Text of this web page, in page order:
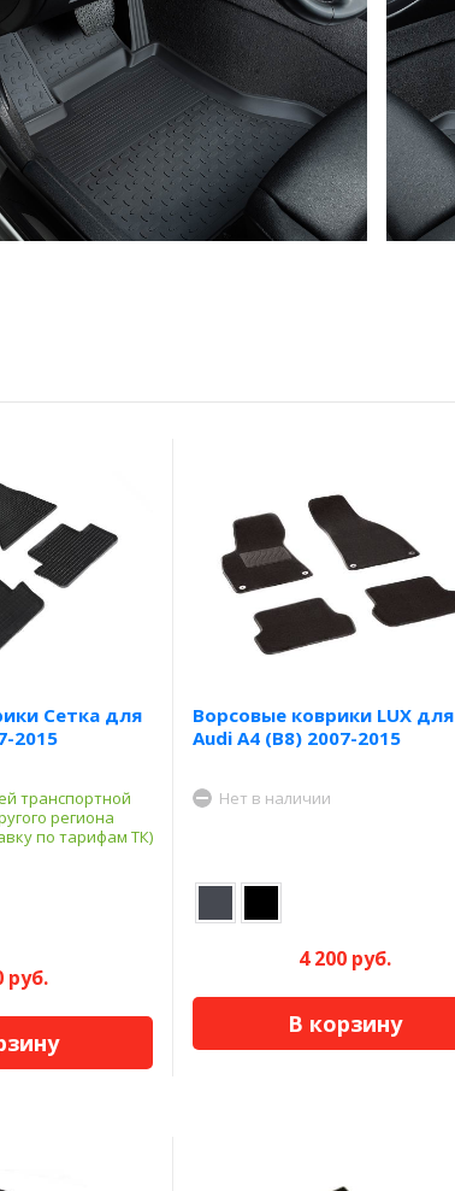
Сетка для
2015
транспортной
региона
по тарифам ТК)
руб.
Ворсовые коврики LUX для
Audi A4 (B8) 2007-2015
Нет в наличии
4 200 руб.
В корзину